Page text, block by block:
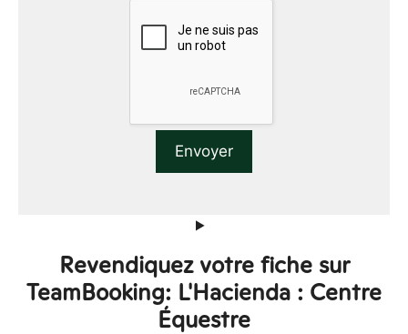
Revendiquez votre fiche sur
TeamBooking: L'Hacienda : Centre
Équestre